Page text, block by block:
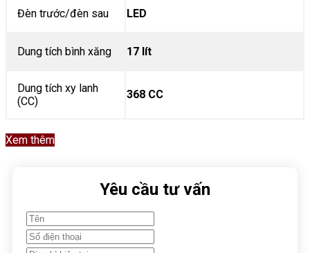
Đèn trước/đèn sau LED
Dung tích bình xăng 17 lít
Dung tích xy lanh
(CC)
368 CC
Xem thêm
Yêu cầu tư vấn